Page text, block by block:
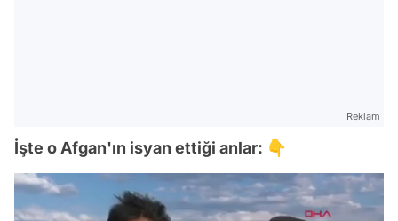
Reklam
İşte o Afgan'ın isyan ettiği anlar: 👇